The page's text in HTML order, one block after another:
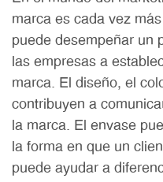
marca es cada vez
puede desempeñar un
las empresas a
marca. El diseño, el
contribuyen a
la marca. El envase
la forma en que un
puede ayudar a